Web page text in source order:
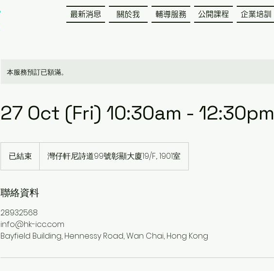
最新消息 關於我 輔導服務 公開課程 企業培訓
本服務預訂已額滿。
27 Oct (Fri) 10:30am - 12:30pm
已結束
結
灣仔軒尼詩道99號彰顯大廈19/F,. 1901室
聯絡資料
28932568
info@hk-icc.com
Bayfield Building, Hennessy Road, Wan Chai, Hong Kong